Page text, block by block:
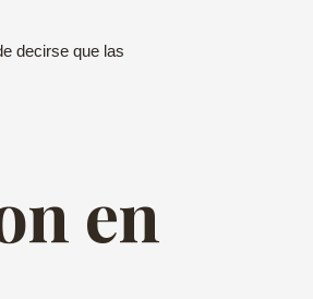
decirse que las
en